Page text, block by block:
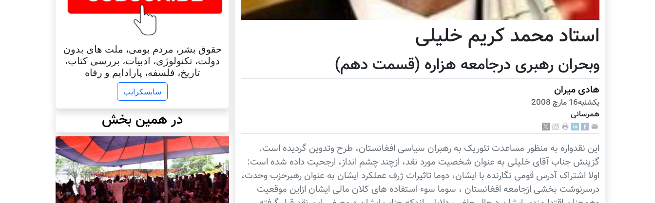
استاد محمد کریم خلیلی
وبحران رهبری درجامعه هزاره (قسمت دهم)
هادی ميران
يكشنبه16 مارچ 2008
همرسانی
این نقدواره به منظور مساعدت تئوریک به رهبران سیاسی افغانستان، طرح وتدوین گردیده است.
گزینش جناب آقای خلیلی به عنوان شخصیت مورد نقد، ازچند چشم انداز، ارجحیت داده شده است:
اولا اشتراک آدرس قومی نگارنده با ایشان، دوما تاثیرات ژرف عملکرد ایشان به عنوان رهبرحزب وحدت،
درسرنوشت بخشی ازجامعه افغانستان ، سوما سوء استفاده های کلان مالی ایشان ازاین موقعیت
حقوق بشر، مردم بومی، ملت های بدون
دولت، تکنولوژی، ادبیات، بررسی کتاب،
تاریخ، فلسفه، پارادایم و رفاه
سابسکرایب
در همین بخش